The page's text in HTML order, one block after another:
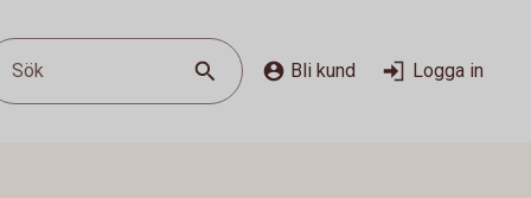
Sök Bli kund Logga in